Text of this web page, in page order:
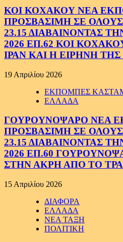
ΚΟΙ ΚΟΧΑΚΟΥ ΝΕΑ
ΠΡΟΣΒΑΣΙΜΗ ΣΕ
23.15 ΔΙΑΒΑΙΝΟΝΤΑΣ
2026 ΕΠ.62 ΚΟΙ
ΙΡΑΝ ΚΑΙ Η ΕΙΡΗΝΗ
19 Απριλίου 2026
ΕΚΠΟΜΠΕΣ
ΕΛΛΑΔΑ
ΓΟΥΡΟΥΝΟΨΑΡΟ ΝΕΑ
ΠΡΟΣΒΑΣΙΜΗ ΣΕ
23.15 ΔΙΑΒΑΙΝΟΝΤΑΣ
2026 ΕΠ.60
ΣΤΗΝ ΑΚΡΗ ΑΠΟ ΤΟ
15 Απριλίου 2026
ΔΙΑΦΟΡΑ
ΕΛΛΑΔΑ
ΝΕΑ ΤΑΞΗ
ΠΟΛΙΤΙΚΗ